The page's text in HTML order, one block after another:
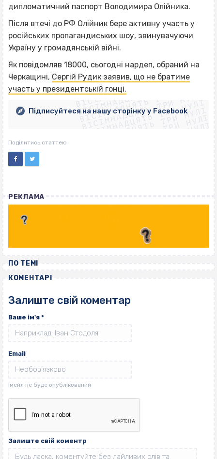
дипломатичний паспорт Володимира Олійника.
Після втечі до РФ Олійник бере активну участь у
російських пропагандиських шоу, звинувачуючи
Україну у громадянській війні.
Як повідомляв 18000, сьогодні нардеп, обраний на
Черкащині, Сергій Рудик заявив, що не братиме
участь у президентській гонці.ВІСІМНАДЦЯТЬ ТРИ НУЛІ
ВІСІМНАДЦЯТЬ ТРИ НУЛІ
ВІСІМНАДЦЯТЬ ТРИ НУЛІ
ВІСІМНАДЦЯТЬ ТРИ НУЛІ
ВІСІМНАДЦЯТЬ ТРИ НУЛІ
ВІСІМНАДЦЯТЬ ТРИ НУЛІ
ВІСІМНАДЦЯТЬ ТРИ НУЛІ
ВІСІМНАДЦЯТЬ ТРИ НУЛІ
Підписуйтеся на нашу сторінку у Facebook
Поділитись статтею
РЕКЛАМА
ПО ТЕМІ
КОМЕНТАРІ
Залиште свій коментар
Ваше ім'я *
Email
Залиште свій коментр